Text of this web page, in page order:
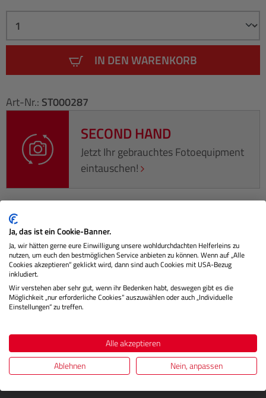
IN DEN WARENKORB
Art-Nr.: ST000287
SECOND HAND
Jetzt Ihr gebrauchtes Fotoequipment
eintauschen!
Beschreibung
Dieses Fotostativ mit Hintergrundbeleuchtung bietet Ihnen
maximale Flexibilität und Stabilität. Je nach Bedarf kann es
auf d…Mehr
Ja, das ist ein Cookie-Banner.
Ja, wir hätten gerne eure Einwilligung unsere wohldurchdachten Helferleins zu
nutzen, um euch den bestmöglichen Service anbieten zu können. Wenn auf „Alle
Cookies akzeptieren“ geklickt wird, dann sind auch Cookies mit USA-Bezug
inkludiert.
Wir verstehen aber sehr gut, wenn ihr Bedenken habt, deswegen gibt es die
Möglichkeit „nur erforderliche Cookies“ auszuwählen oder auch „Individuelle
Einstellungen“ zu treffen.
Alle akzeptieren
Ablehnen
Nein, anpassen